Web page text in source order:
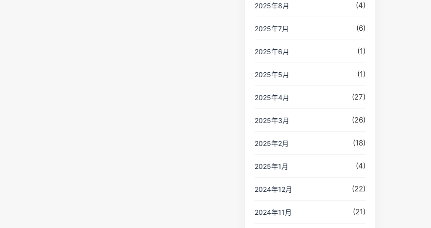
2025年8月 (4)
2025年7月 (6)
2025年6月 (1)
2025年5月 (1)
2025年4月 (27)
2025年3月 (26)
2025年2月 (18)
2025年1月 (4)
2024年12月 (22)
2024年11月 (21)